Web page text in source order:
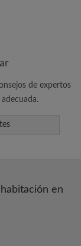
de expertos
en